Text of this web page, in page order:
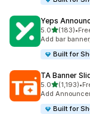
Yeps
5.0เต็ม 5 ดาว
(183)
ทั้งหมด 183 รีวิว
•
Add bar
Built for
TA Banner
5.0เต็ม 5 ดาว
(1,193)
ทั้งหมด 1193 รีวิว
•
Add
Built for